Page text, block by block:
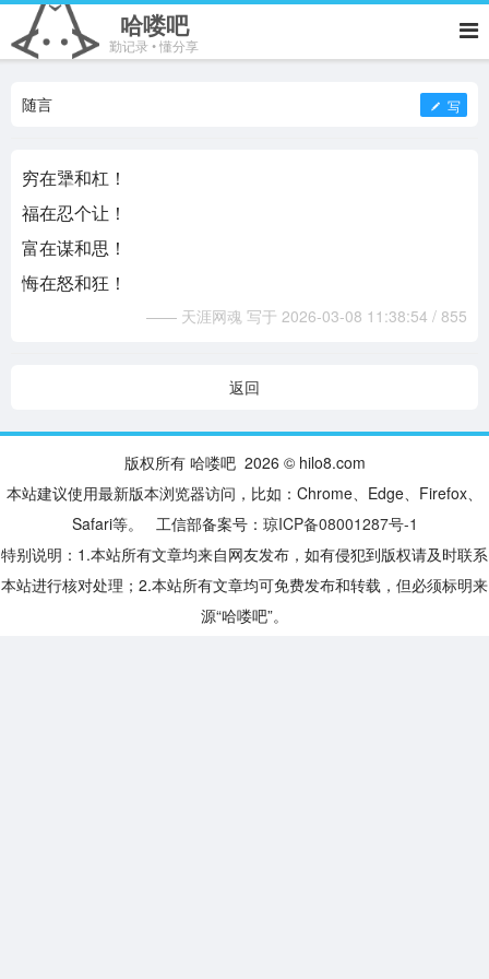
哈喽吧
勤记录 • 懂分享
随言 写
穷在犟和杠！
福在忍个让！
富在谋和思！
悔在怒和狂！
—— 天涯网魂 写于 2026-03-08 11:38:54 / 855
返回
版权所有 哈喽吧 2026 © hilo8.com
本站建议使用最新版本浏览器访问，比如：Chrome、Edge、Firefox、
Safari等。 工信部备案号： 琼ICP备08001287号-1
特别说明：1.本站所有文章均来自网友发布，如有侵犯到版权请及时联系
本站进行核对处理；2.本站所有文章均可免费发布和转载，但必须标明来
源“哈喽吧”。